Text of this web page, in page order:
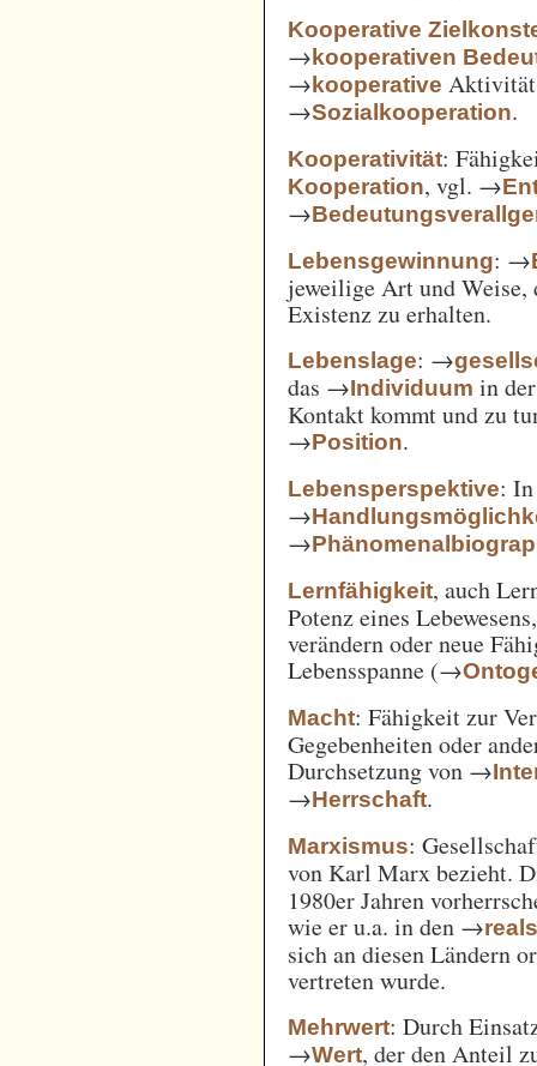
Kooperative
→kooperativen
→kooperative
→Sozialkooperation.
Kooperativität:
Kooperation, vgl. →
→
Lebensgewinnung: →
jeweilige Art und
Existenz zu erhalten.
Lebenslage: →
das →Individuum in
Kontakt kommt und zu
→Position.
Lebensperspektive:
→
→
Lernfähigkeit, auch
Potenz eines
verändern oder neue
Lebensspanne (→
Macht: Fähigkeit zur
Gegebenheiten oder
Durchsetzung von →
→Herrschaft.
Marxismus:
von Karl Marx bezieht.
1980er Jahren
wie er u.a. in den →
sich an diesen Ländern
vertreten wurde.
Mehrwert: Durch
→Wert, der den Anteil